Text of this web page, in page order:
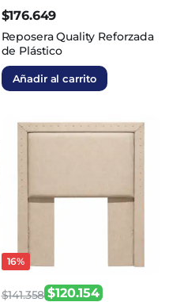
$176.649
Reposera Quality Reforzada
de Plástico
Añadir al carrito
16%
$141.358 $120.154